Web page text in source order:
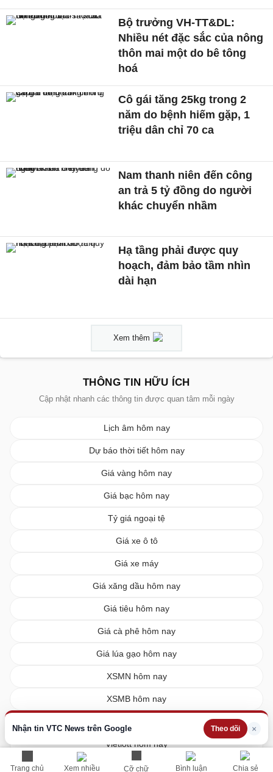
Trang chủ Xem nhiều Cỡ chữ Bình luận Chia sẻ
Nhận tin VTC News trên Google Theo dõi ×
Bộ trưởng VH-TT&DL:
Nhiều nét đặc sắc của nông
thôn mai một do bê tông
hoá
Cô gái tăng 25kg trong 2
năm do bệnh hiếm gặp, 1
triệu dân chỉ 70 ca
Nam thanh niên đến công
an trả 5 tỷ đồng do người
khác chuyển nhầm
Hạ tầng phải được quy
hoạch, đảm bảo tầm nhìn
dài hạn
Xem thêm
THÔNG TIN HỮU ÍCH
Cập nhật nhanh các thông tin được quan tâm mỗi ngày
Lịch âm hôm nay
Dự báo thời tiết hôm nay
Giá vàng hôm nay
Giá bạc hôm nay
Tỷ giá ngoại tệ
Giá xe ô tô
Giá xe máy
Giá xăng dầu hôm nay
Giá tiêu hôm nay
Giá cà phê hôm nay
Giá lúa gạo hôm nay
XSMN hôm nay
XSMB hôm nay
Vietlott hôm nay